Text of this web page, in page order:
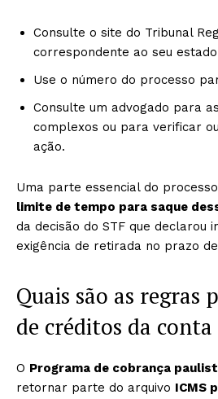
Consulte o site do Tribunal
correspondente ao seu
Use o número do processo
Consulte um advogado para
complexos ou para verificar
ação.
Uma parte essencial do
limite de tempo para saque
da decisão do STF que declarou
exigência de retirada no prazo
Quais são as regras
de créditos da
O Programa de cobrança
retornar parte do arquivo ICMS